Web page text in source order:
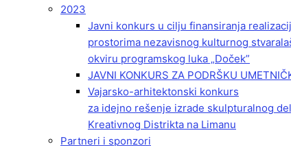
2023
Javni konkurs u cilju finansiranja
prostorima nezavisnog kulturnog
okviru programskog luka „Doček”
JAVNI KONKURS ZA PODRŠKU
Vajarsko-arhitektonski konkurs
za idejno rešenje izrade skulpturalnog
Kreativnog Distrikta na Limanu
Partneri i sponzori